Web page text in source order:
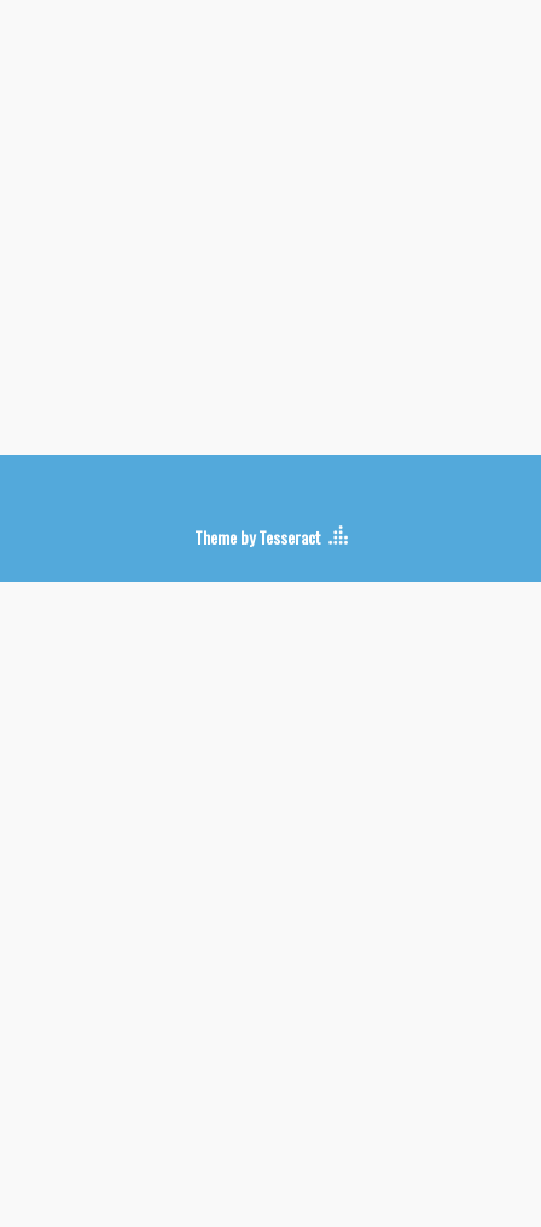
Theme by Tesseract